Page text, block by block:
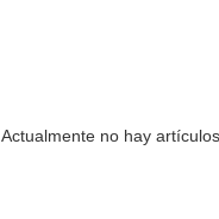
Actualmente no hay